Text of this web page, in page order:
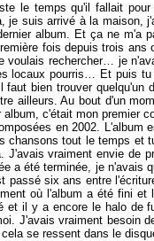
le temps qu'il fallait
je suis arrivé à la maison,
album. Et ça ne m'a
fois depuis trois
rechercher… je
locaux pourris… Et puis
faut bien trouver
ailleurs. Au bout d'un
album, c'était mon premier
en 2002. L'album
chansons tout le temps et
J'avais vraiment envie de
a été terminée, je n'avais
passé six ans entre
où l'album a été fini
et il y a encore le halo de
J'avais vraiment besoin
se ressent dans le